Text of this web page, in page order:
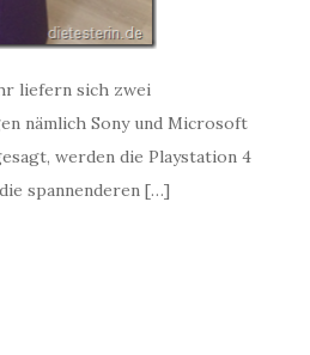
liefern sich zwei
nämlich Sony und Microsoft
werden die Playstation 4
spannenderen […]